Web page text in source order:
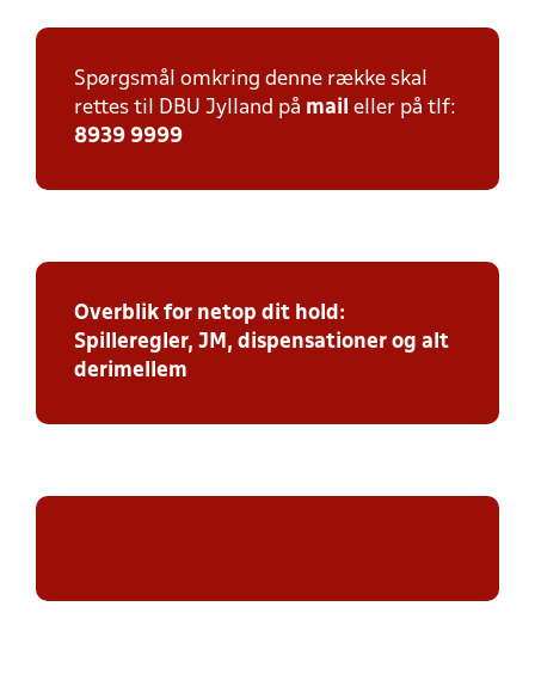
Spørgsmål omkring denne række skal
rettes til DBU Jylland på mail eller på tlf:
8939 9999
Overblik for netop dit hold:
Spilleregler, JM, dispensationer og alt
derimellem